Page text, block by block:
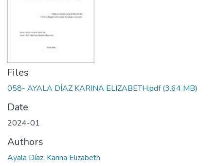
Files
058- AYALA DÍAZ KARINA ELIZABETH.pdf(3.64 MB)
Date
2024-01
Authors
Ayala Díaz, Karina Elizabeth